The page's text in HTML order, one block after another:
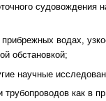
судовождения
водах,
обстановкой;
научные
трубопроводов как в